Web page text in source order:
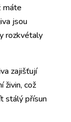
máte
jsou
rozkvétaly
zajišťují
živin, což
stálý přísun